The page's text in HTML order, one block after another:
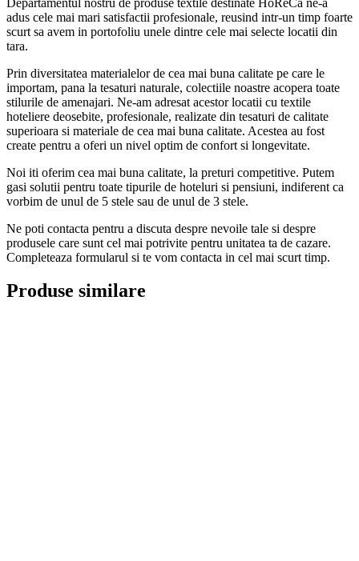
adus cele mai mari satisfactii profesionale, reusind intr-un timp foarte
scurt sa avem in portofoliu unele dintre cele mai selecte locatii din
tara.
Prin diversitatea materialelor de cea mai buna calitate pe care le
importam, pana la tesaturi naturale, colectiile noastre acopera toate
stilurile de amenajari. Ne-am adresat acestor locatii cu textile
hoteliere deosebite, profesionale, realizate din tesaturi de calitate
superioara si materiale de cea mai buna calitate. Acestea au fost
create pentru a oferi un nivel optim de confort si longevitate.
Noi iti oferim cea mai buna calitate, la preturi competitive. Putem
gasi solutii pentru toate tipurile de hoteluri si pensiuni, indiferent ca
vorbim de unul de 5 stele sau de unul de 3 stele.
Ne poti contacta pentru a discuta despre nevoile tale si despre
produsele care sunt cel mai potrivite pentru unitatea ta de cazare.
Completeaza formularul si te vom contacta in cel mai scurt timp.
Produse similare